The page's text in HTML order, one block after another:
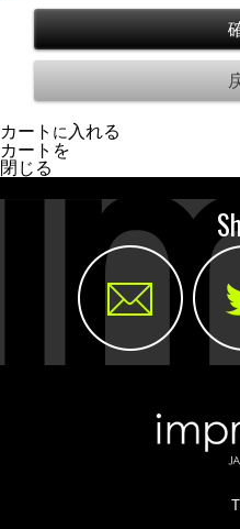
カート に入れる
カートを
閉じる